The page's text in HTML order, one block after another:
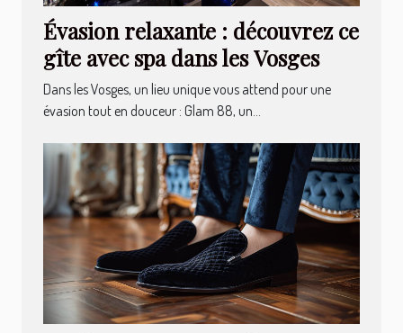
Évasion relaxante : découvrez ce
gîte avec spa dans les Vosges
Dans les Vosges, un lieu unique vous attend pour une
évasion tout en douceur : Glam 88, un...